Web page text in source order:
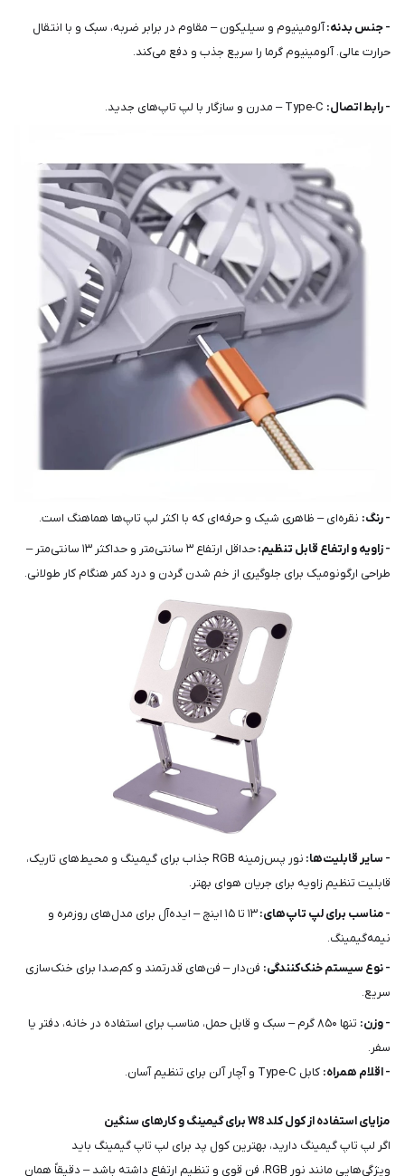
- جنس بدنه:آلومینیوم و سیلیکون – مقاوم در برابر ضربه، سبک و با انتقال
حرارت عالی. آلومینیوم گرما را سریع جذب و دفع می‌کند.
- رابط اتصال:
- رنگ: نقره‌ای – ظاهری شیک و حرفه‌ای که با اکثر لپ تاپ‌ها هماهنگ است.
- زاویه و ارتفاع قابل تنظیم:
حداقل ارتفاع ۳ سانتی‌متر و حداکثر ۱۳ سانتی‌متر –
طراحی ارگونومیک برای جلوگیری از خم شدن گردن و درد کمر هنگام کار طولانی.
- سایر قابلیت‌ها:
نور پس‌زمینه RGB جذاب برای گیمینگ و محیط‌های تاریک،
قابلیت تنظیم زاویه برای جریان هوای بهتر.
- مناسب برای لپ تاپ‌های:
۱۳ تا ۱۵ اینچ – ایده‌آل برای مدل‌های روزمره و
نیمه‌گیمینگ.
- نوع سیستم خنک‌کنندگی: فن‌دار – فن‌های قدرتمند و کم‌صدا برای خنک‌سازی
سریع.
- وزن:
تنها ۸۵۰ گرم – سبک و قابل حمل، مناسب برای استفاده در خانه، دفتر یا
سفر.
- اقلام همراه: کابل Type-C و آچار آلن برای تنظیم آسان.
مزایای استفاده از کول کلد W8 برای گیمینگ و کارهای سنگین
اگر لپ تاپ گیمینگ دارید، بهترین کول پد برای لپ تاپ گیمینگ باید
ویژگی‌هایی مانند نور RGB، فن قوی و تنظیم ارتفاع داشته باشد – دقیقاً همان